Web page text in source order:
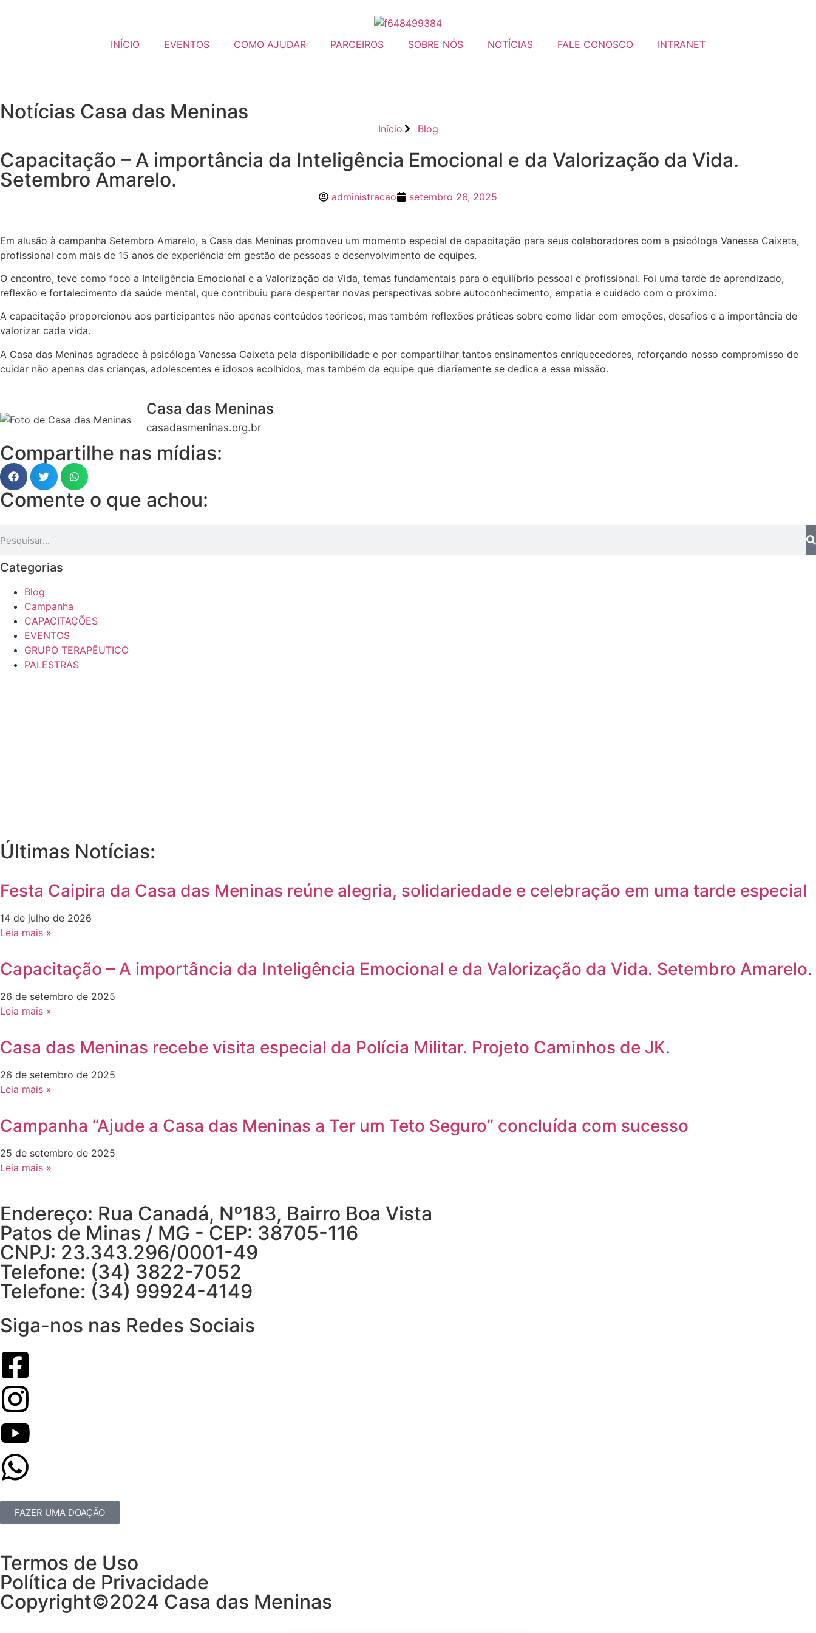
INÍCIO EVENTOS COMO AJUDAR PARCEIROS SOBRE NÓS NOTÍCIAS FALE CONOSCO INTRANET
Notícias Casa das Meninas
Início Blog
Capacitação – A importância da Inteligência Emocional e da Valorização da Vida.
Setembro Amarelo.
administracao setembro 26, 2025
Em alusão à campanha Setembro Amarelo, a Casa das Meninas promoveu um momento especial de capacitação para seus colaboradores com a psicóloga Vanessa Caixeta,
profissional com mais de 15 anos de experiência em gestão de pessoas e desenvolvimento de equipes.
O encontro, teve como foco a Inteligência Emocional e a Valorização da Vida, temas fundamentais para o equilíbrio pessoal e profissional. Foi uma tarde de aprendizado,
reflexão e fortalecimento da saúde mental, que contribuiu para despertar novas perspectivas sobre autoconhecimento, empatia e cuidado com o próximo.
A capacitação proporcionou aos participantes não apenas conteúdos teóricos, mas também reflexões práticas sobre como lidar com emoções, desafios e a importância de
valorizar cada vida.
A Casa das Meninas agradece à psicóloga Vanessa Caixeta pela disponibilidade e por compartilhar tantos ensinamentos enriquecedores, reforçando nosso compromisso de
cuidar não apenas das crianças, adolescentes e idosos acolhidos, mas também da equipe que diariamente se dedica a essa missão.
Casa das Meninas
casadasmeninas.org.br
Compartilhe nas mídias:
Comente o que achou:
Categorias
Blog
Campanha
CAPACITAÇÕES
EVENTOS
GRUPO TERAPÊUTICO
PALESTRAS
Últimas Notícias:
Festa Caipira da Casa das Meninas reúne alegria, solidariedade e celebração em uma tarde especial
14 de julho de 2026
Leia mais »
Capacitação – A importância da Inteligência Emocional e da Valorização da Vida. Setembro Amarelo.
26 de setembro de 2025
Leia mais »
Casa das Meninas recebe visita especial da Polícia Militar. Projeto Caminhos de JK.
26 de setembro de 2025
Leia mais »
Campanha “Ajude a Casa das Meninas a Ter um Teto Seguro” concluída com sucesso
25 de setembro de 2025
Leia mais »
Endereço: Rua Canadá, Nº183, Bairro Boa Vista
Patos de Minas / MG - CEP: 38705-116
CNPJ: 23.343.296/0001-49
Telefone: (34) 3822-7052
Telefone: (34) 99924-4149
Siga-nos nas Redes Sociais
FAZER UMA DOAÇÃO
Termos de Uso
Política de Privacidade
Copyright©2024 Casa das Meninas